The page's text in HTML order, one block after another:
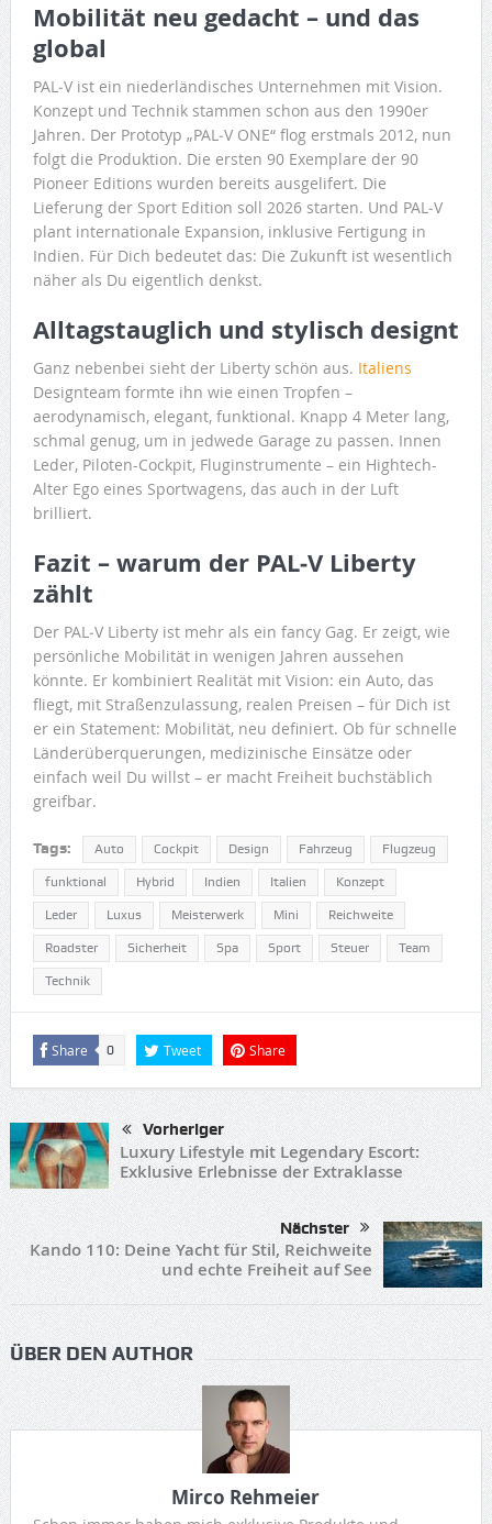
Mobilität neu gedacht – und das
global
PAL‑V ist ein niederländisches Unternehmen mit Vision.
Konzept und Technik stammen schon aus den 1990er
Jahren. Der Prototyp „PAL‑V ONE“ flog erstmals 2012, nun
folgt die Produktion. Die ersten 90 Exemplare der 90
Pioneer Editions wurden bereits ausgelifert. Die
Lieferung der Sport Edition soll 2026 starten. Und PAL‑V
plant internationale Expansion, inklusive Fertigung in
Indien. Für Dich bedeutet das: Die Zukunft ist wesentlich
näher als Du eigentlich denkst.
Alltagstauglich und stylisch designt
Ganz nebenbei sieht der Liberty schön aus. Italiens
Designteam formte ihn wie einen Tropfen –
aerodynamisch, elegant, funktional. Knapp 4 Meter lang,
schmal genug, um in jedwede Garage zu passen. Innen
Leder, Piloten-Cockpit, Fluginstrumente – ein Hightech-
Alter Ego eines Sportwagens, das auch in der Luft
brilliert.
Fazit – warum der PAL‑V Liberty
zählt
Der PAL‑V Liberty ist mehr als ein fancy Gag. Er zeigt, wie
persönliche Mobilität in wenigen Jahren aussehen
könnte. Er kombiniert Realität mit Vision: ein Auto, das
fliegt, mit Straßenzulassung, realen Preisen – für Dich ist
er ein Statement: Mobilität, neu definiert. Ob für schnelle
Länderüberquerungen, medizinische Einsätze oder
einfach weil Du willst – er macht Freiheit buchstäblich
greifbar.
Tags: Auto Cockpit Design Fahrzeug Flugzeug
funktional Hybrid Indien Italien Konzept
Leder Luxus Meisterwerk Mini Reichweite
Roadster Sicherheit Spa Sport Steuer Team
Technik
Share 0 Tweet Share
Vorheriger
Luxury Lifestyle mit Legendary Escort:
Exklusive Erlebnisse der Extraklasse
Nächster
Kando 110: Deine Yacht für Stil, Reichweite
und echte Freiheit auf See
ÜBER DEN AUTHOR
Mirco Rehmeier